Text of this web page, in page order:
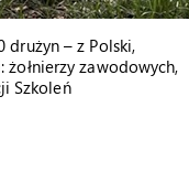
drużyn – z Polski,
zawodowych,
Szkoleń